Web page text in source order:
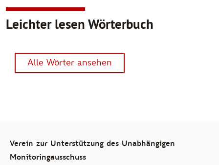
Leichter lesen Wörterbuch
Alle Wörter ansehen
zur Hauptnavigation
Verein zur Unterstützung des Unabhängigen
Monitoringausschuss